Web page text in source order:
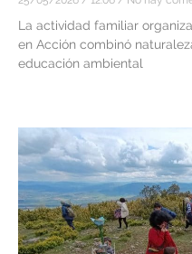
La actividad familiar
en Acción combinó
educación ambiental